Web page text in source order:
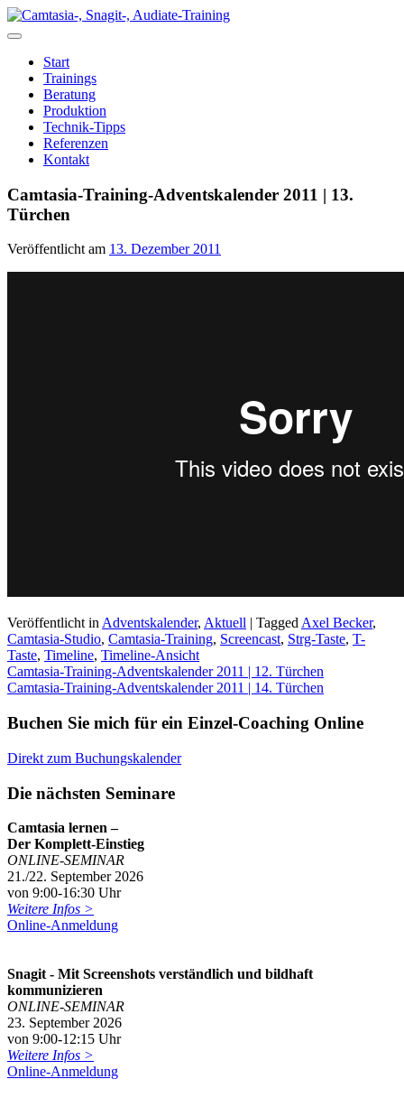
Zum
Inhalt
Start
Trainings
Beratung
Produktion
Technik-Tipps
Referenzen
Kontakt
Camtasia-Training-Adventskalender 2011 | 13.
Türchen
Veröffentlicht am 13. Dezember 2011
Veröffentlicht inAdventskalender, Aktuell | TaggedAxel Becker,
Camtasia-Studio, Camtasia-Training, Screencast, Strg-Taste, T-
Taste, Timeline, Timeline-Ansicht
Beitragsnavigation
Camtasia-Training-Adventskalender 2011 | 12. Türchen
Camtasia-Training-Adventskalender 2011 | 14. Türchen
Buchen Sie mich für ein Einzel-Coaching Online
Direkt zum Buchungskalender
Die nächsten Seminare
Camtasia lernen –
Der Komplett-Einstieg
ONLINE-SEMINAR
21./22. September 2026
von 9:00-16:30 Uhr
Weitere Infos >
Online-Anmeldung
Snagit - Mit Screenshots verständlich und bildhaft
kommunizieren
ONLINE-SEMINAR
23. September 2026
von 9:00-12:15 Uhr
Weitere Infos >
Online-Anmeldung